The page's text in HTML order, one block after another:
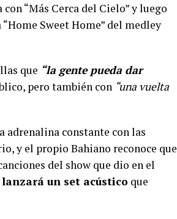
“Más Cerca del Cielo” y luego
Sweet Home” del medley
que “la gente pueda dar
pero también con “una vuelta
adrenalina constante con las
y el propio Bahiano reconoce que
del show que dio en el
lanzará un set acústico que